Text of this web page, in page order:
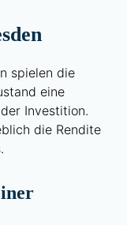
spielen die
eine
Investition.
die Rendite